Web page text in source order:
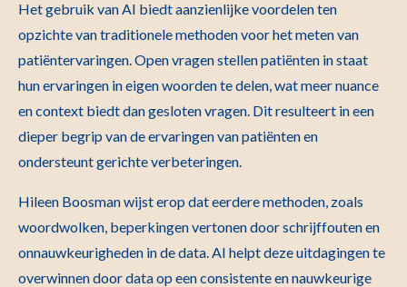
Het gebruik van AI biedt aanzienlijke voordelen ten
opzichte van traditionele methoden voor het meten van
patiëntervaringen. Open vragen stellen patiënten in staat
hun ervaringen in eigen woorden te delen, wat meer nuance
en context biedt dan gesloten vragen. Dit resulteert in een
dieper begrip van de ervaringen van patiënten en
ondersteunt gerichte verbeteringen.
Hileen Boosman wijst erop dat eerdere methoden, zoals
woordwolken, beperkingen vertonen door schrijffouten en
onnauwkeurigheden in de data. AI helpt deze uitdagingen te
overwinnen door data op een consistente en nauwkeurige